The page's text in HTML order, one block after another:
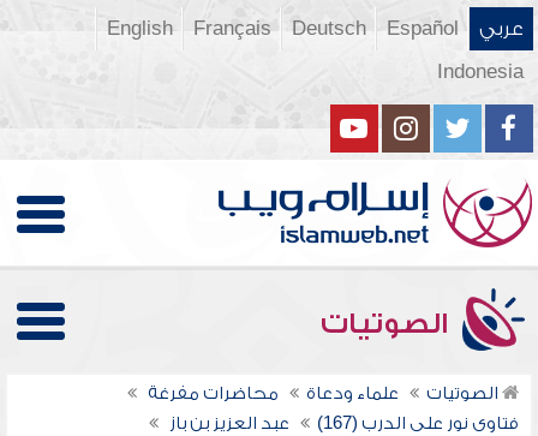
عربي Español
Deutsch
Français
English
Indonesia
الصوتيات
الصوتيات علماء ودعاة
محاضرات مفرغة
فتاوى نور على الدرب (167)
عبد العزيز بن باز